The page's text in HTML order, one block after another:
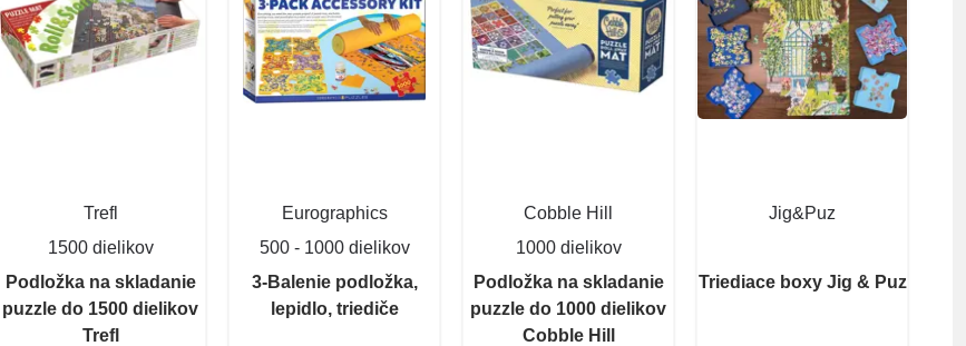
Trefl
1500 dielikov
Podložka na skladanie
puzzle do 1500 dielikov
Trefl
Eurographics
500 - 1000 dielikov
3-Balenie podložka,
lepidlo, triediče
Cobble Hill
1000 dielikov
Podložka na skladanie
puzzle do 1000 dielikov
Cobble Hill
Jig&Puz
Triediace boxy Jig & Puz